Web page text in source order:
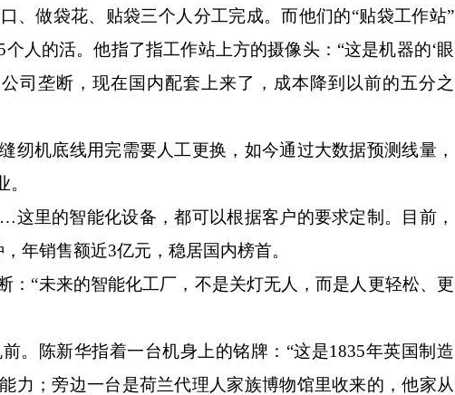
做袋花、贴袋三个人分工完成。而他们的“贴袋工作站”
人的活。他指了指工作站上方的摄像头：“这是机器的‘眼
司垄断，现在国内配套上来了，成本降到以前的五分之
机底线用完需要人工更换，如今通过大数据预测线量，
的智能化设备，都可以根据客户的要求定制。目前，
年销售额近3亿元，稳居国内榜首。
“未来的智能化工厂，不是关灯无人，而是人更轻松、更
陈新华指着一台机身上的铭牌：“这是1835年英国制造
力；旁边一台是荷兰代理人家族博物馆里收来的，他家从